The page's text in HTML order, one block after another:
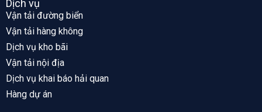
Dịch vụ
Vận tải đường biển
Vận tải hàng không
Dịch vụ kho bãi
Vận tải nội địa
Dịch vụ khai báo hải quan
Hàng dự án